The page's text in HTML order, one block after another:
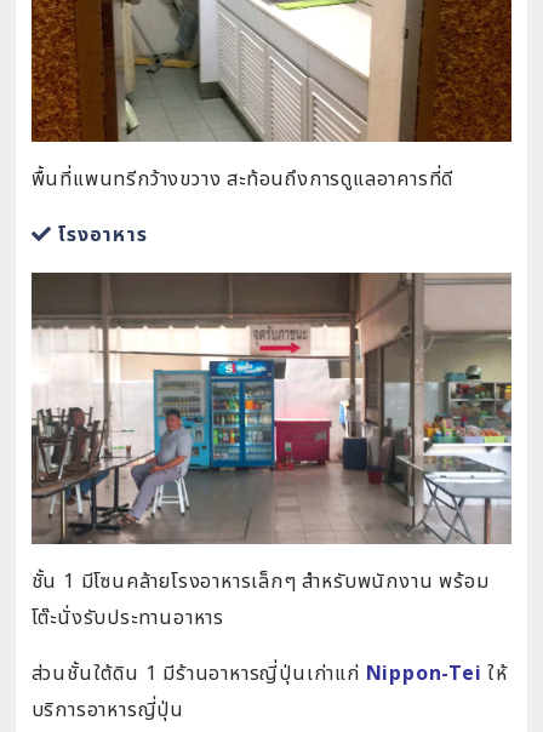
พื้นที่แพนทรีกว้างขวาง สะท้อนถึงการดูแลอาคารที่ดี
โรงอาหาร
ชั้น 1 มีโซนคล้ายโรงอาหารเล็กๆ สำหรับพนักงาน พร้อม
โต๊ะนั่งรับประทานอาหาร
ส่วนชั้นใต้ดิน 1 มีร้านอาหารญี่ปุ่นเก่าแก่ Nippon-Tei ให้
บริการอาหารญี่ปุ่น